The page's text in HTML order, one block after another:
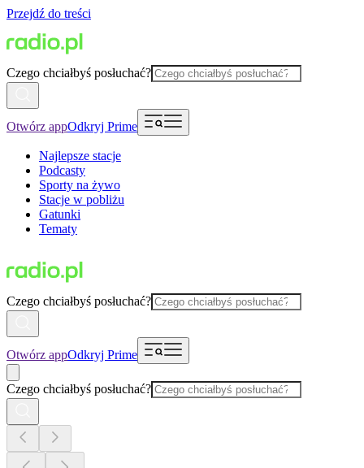
Przejdź do treści
Czego chciałbyś posłuchać?
Otwórz appOdkryj Prime
Najlepsze stacje
Podcasty
Sporty na żywo
Stacje w pobliżu
Gatunki
Tematy
Czego chciałbyś posłuchać?
Otwórz appOdkryj Prime
Czego chciałbyś posłuchać?